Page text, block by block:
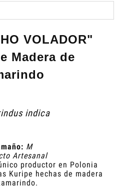
VOLADOR"
Madera de
indica
M
Artesanal
productor en Polonia
Kuripe hechas de madera